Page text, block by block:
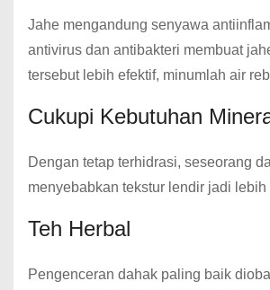
Jahe mengandung senyawa
antivirus dan antibakteri membuat
tersebut lebih efektif, minumlah air
Cukupi Kebutuhan
Dengan tetap terhidrasi, seseorang
menyebabkan tekstur lendir jadi
Teh Herbal
Pengenceran dahak paling baik